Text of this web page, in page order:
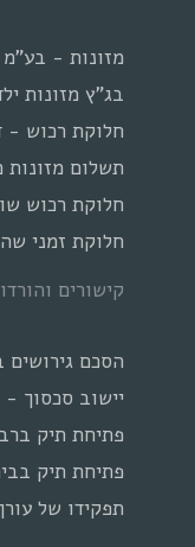
מזונות - בע"מ 919/15
בג"ץ מזונות
חלוקת רכוש - דנג"ץ
תשלום
חלוקת רכוש
חלוקת זמני
קישורים
הסכם
יישוב סכסוך
פתיחת תיק
פתיחת תיק
תפקידו של